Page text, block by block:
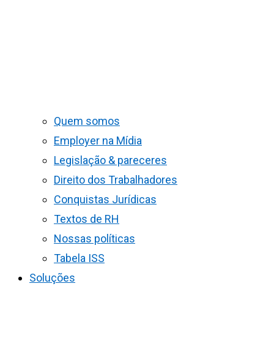
Quem somos
Employer na Mídia
Legislação & pareceres
Direito dos Trabalhadores
Conquistas Jurídicas
Textos de RH
Nossas políticas
Tabela ISS
Soluções